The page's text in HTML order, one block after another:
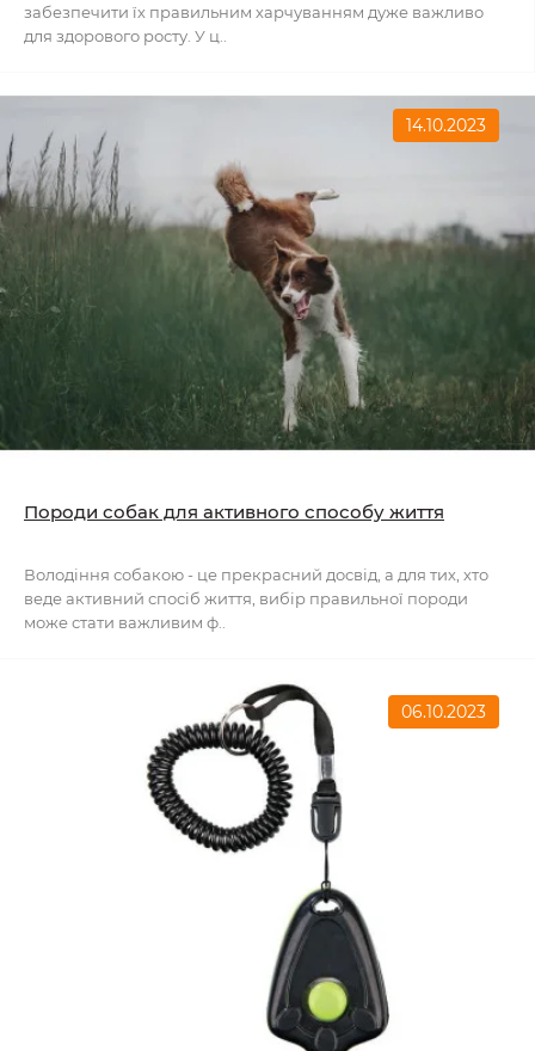
забезпечити їх правильним харчуванням дуже важливо
для здорового росту. У ц..
14.10.2023
Породи собак для активного способу життя
Володіння собакою - це прекрасний досвід, а для тих, хто
веде активний спосіб життя, вибір правильної породи
може стати важливим ф..
06.10.2023